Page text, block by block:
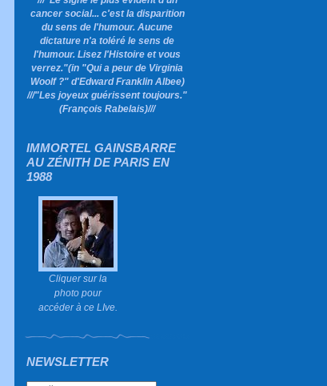
cancer social... c'est la disparition
du sens de l'humour. Aucune
dictature n'a toléré le sens de
l'humour. Lisez l'Histoire et vous
verrez."(in "Qui a peur de Virginia
Woolf ?"d'Edward Franklin Albee)
///"Les joyeux guérissent toujours."
(François Rabelais)///
IMMORTEL GAINSBARRE
AU ZÉNITH DE PARIS EN
1988
Cliquer sur la
photo pour
accéder à ce LIve.
NEWSLETTER